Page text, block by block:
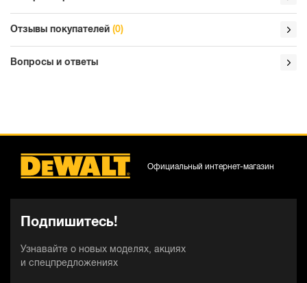
Отзывы покупателей (0)
Вопросы и ответы
Подпишитесь!
Узнавайте о новых моделях, акциях
и спецпредложениях
Официальный интернет-магазин